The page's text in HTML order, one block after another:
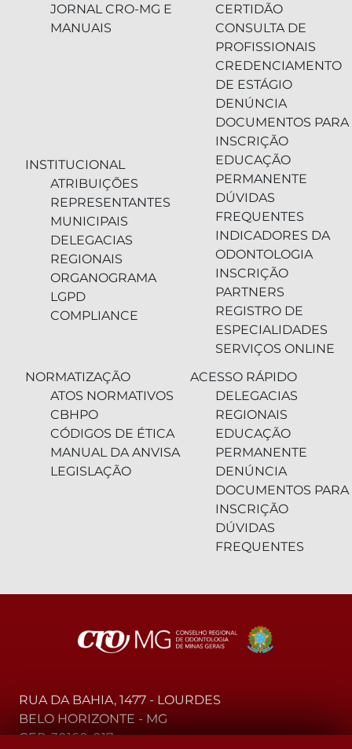
JORNAL CRO-MG E
MANUAIS
INSTITUCIONAL
ATRIBUIÇÕES
REPRESENTANTES
MUNICIPAIS
DELEGACIAS
REGIONAIS
ORGANOGRAMA
LGPD
COMPLIANCE
CERTIDÃO
CONSULTA DE
PROFISSIONAIS
CREDENCIAMENTO
DE ESTÁGIO
DENÚNCIA
DOCUMENTOS PARA
INSCRIÇÃO
EDUCAÇÃO
PERMANENTE
DÚVIDAS
FREQUENTES
INDICADORES DA
ODONTOLOGIA
INSCRIÇÃO
PARTNERS
REGISTRO DE
ESPECIALIDADES
SERVIÇOS ONLINE
NORMATIZAÇÃO
ATOS NORMATIVOS
CBHPO
CÓDIGOS DE ÉTICA
MANUAL DA ANVISA
LEGISLAÇÃO
ACESSO RÁPIDO
DELEGACIAS
REGIONAIS
EDUCAÇÃO
PERMANENTE
DENÚNCIA
DOCUMENTOS PARA
INSCRIÇÃO
DÚVIDAS
FREQUENTES
RUA DA BAHIA, 1477 - LOURDES
BELO HORIZONTE - MG
CEP: 30160-017